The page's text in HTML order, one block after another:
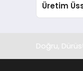
Üretim
Doğru,